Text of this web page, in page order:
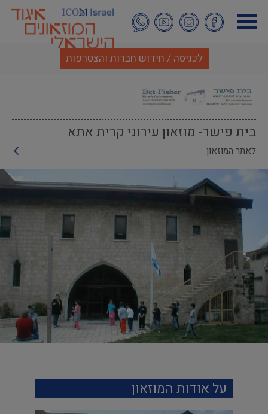
לתוכן
העיקרי
לכניסה / חידוש חברות והצטרפות
בית פישר- מוזאון עירוני קרית אתא
לאתר המוזאון
על אודות המוזאון